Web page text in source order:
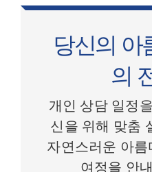
당신의 아
의
개인 상담 일정
신을 위해 맞춤
자연스러운 아
여정을 안